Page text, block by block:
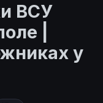
ВСУ
|
у